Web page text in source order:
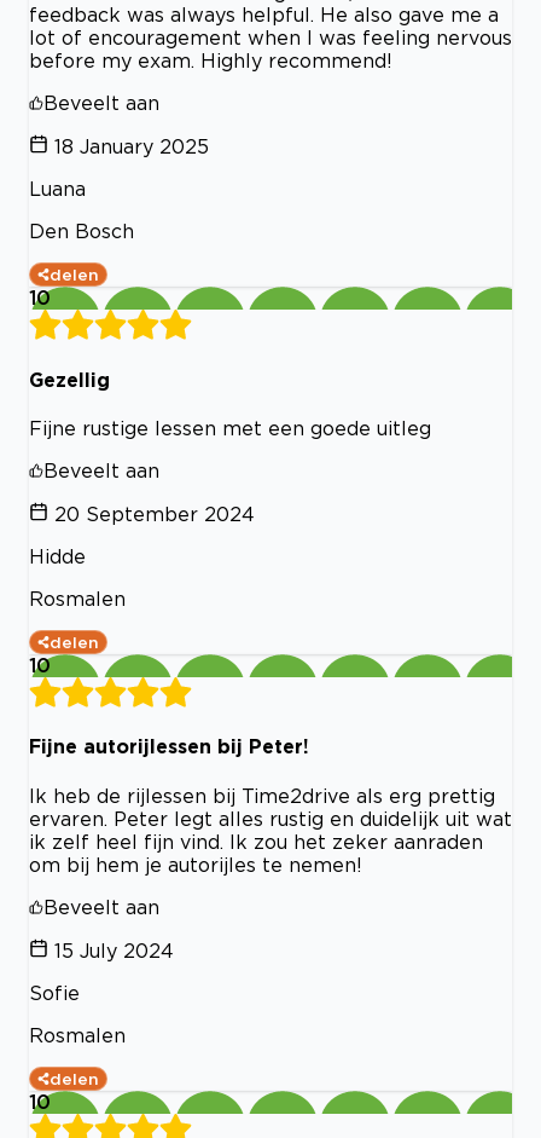
feedback was always helpful. He also gave me a
lot of encouragement when I was feeling nervous
before my exam. Highly recommend!
Beveelt aan
18 January 2025
Luana
Den Bosch
delen
10
Gezellig
Fijne rustige lessen met een goede uitleg
Beveelt aan
20 September 2024
Hidde
Rosmalen
delen
10
Fijne autorijlessen bij Peter!
Ik heb de rijlessen bij Time2drive als erg prettig
ervaren. Peter legt alles rustig en duidelijk uit wat
ik zelf heel fijn vind. Ik zou het zeker aanraden
om bij hem je autorijles te nemen!
Beveelt aan
15 July 2024
Sofie
Rosmalen
delen
10